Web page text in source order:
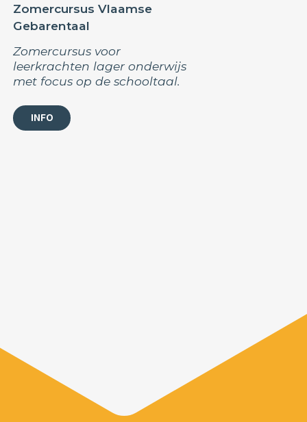
Zomercursus Vlaamse
Gebarentaal
Zomercursus voor
leerkrachten lager onderwijs
met focus op de schooltaal.
INFO